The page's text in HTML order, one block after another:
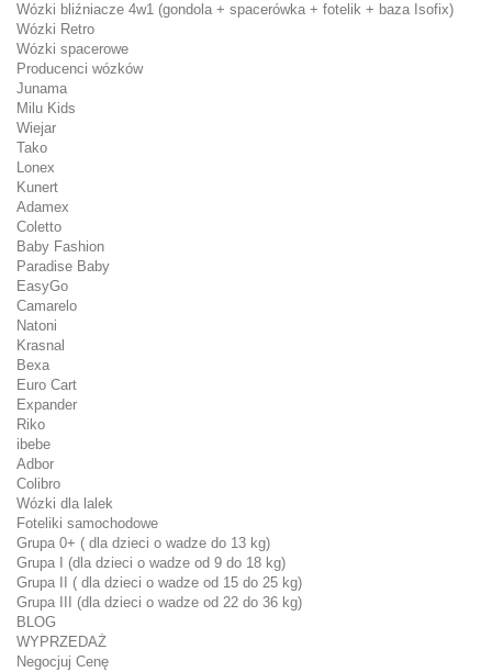
Wózki bliźniacze 4w1 (gondola + spacerówka + fotelik + baza Isofix)
Wózki Retro
Wózki spacerowe
Producenci wózków
Junama
Milu Kids
Wiejar
Tako
Lonex
Kunert
Adamex
Coletto
Baby Fashion
Paradise Baby
EasyGo
Camarelo
Natoni
Krasnal
Bexa
Euro Cart
Expander
Riko
ibebe
Adbor
Colibro
Wózki dla lalek
Foteliki samochodowe
Grupa 0+ ( dla dzieci o wadze do 13 kg)
Grupa I (dla dzieci o wadze od 9 do 18 kg)
Grupa II ( dla dzieci o wadze od 15 do 25 kg)
Grupa III (dla dzieci o wadze od 22 do 36 kg)
BLOG
WYPRZEDAŻ
Negocjuj Cenę